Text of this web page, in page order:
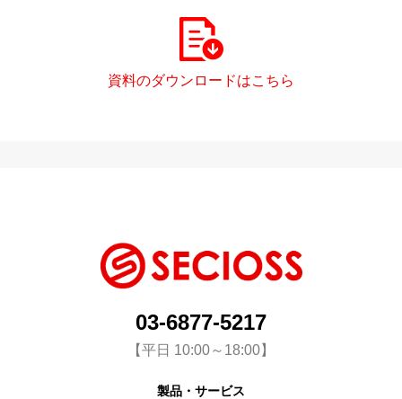
資料のダウンロードはこちら
03-6877-5217
【平日 10:00～18:00】
製品・サービス